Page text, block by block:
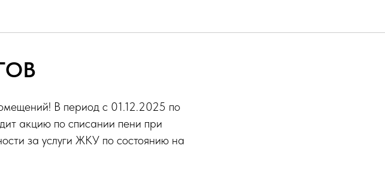
В период с 01.12.2025 по
акцию по списании пени при
за услуги ЖКУ по состоянию на